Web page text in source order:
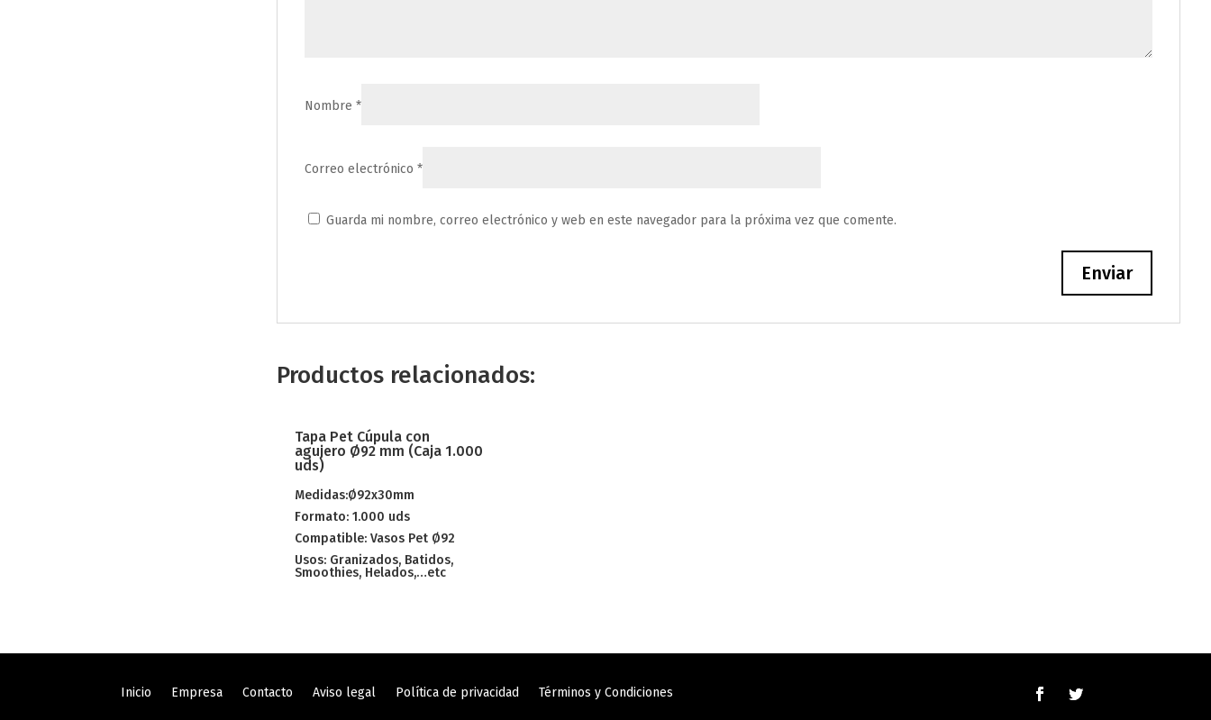
Nombre *
Correo electrónico *
Guarda mi nombre, correo electrónico y web en este navegador para la próxima vez que comente.
Productos relacionados:
Tapa Pet Cúpula con
agujero Ø92 mm (Caja 1.000
uds)
Medidas:Ø92x30mm
Formato: 1.000 uds
Compatible: Vasos Pet Ø92
Usos: Granizados, Batidos,
Smoothies, Helados,…etc
Inicio Empresa Contacto Aviso legal Política de privacidad Términos y Condiciones